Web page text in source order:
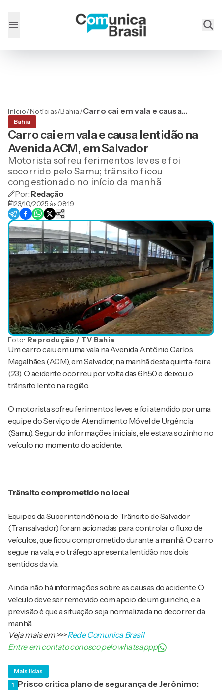
Início/Notícias/Bahia/Carro cai em vala e causa
em Salvador
Bahia
Carro cai em vala e causa lentidão na
Avenida ACM, em Salvador
Motorista sofreu ferimentos leves e foi
socorrido pelo Samu; trânsito ficou
congestionado no início da manhã
Por: Redação
23/10/2025 às 08:19
Foto: Reprodução / TV Bahia
Um carro caiu em uma vala na Avenida Antônio Carlos
Magalhães (ACM), em Salvador, na manhã desta quinta-feira
(23). O acidente ocorreu por volta das 6h50 e deixou o
trânsito lento na região.
O motorista sofreu ferimentos leves e foi atendido por uma
equipe do Serviço de Atendimento Móvel de Urgência
(Samu). Segundo informações iniciais, ele estava sozinho no
veículo no momento do acidente.
Trânsito comprometido no local
Equipes da Superintendência de Trânsito de Salvador
(Transalvador) foram acionadas para controlar o fluxo de
veículos, que ficou comprometido durante a manhã. O carro
segue na vala, e o tráfego apresenta lentidão nos dois
sentidos da via.
Ainda não há informações sobre as causas do acidente. O
veículo deve ser removido com apoio de um guincho, e a
previsão é que a situação seja normalizada no decorrer da
manhã.
Veja mais em>>>Rede Comunica Brasil
Entre em contato conosco pelo whatsappp
Mais lidas
1 Prisco critica plano de segurança de Jerônimo: